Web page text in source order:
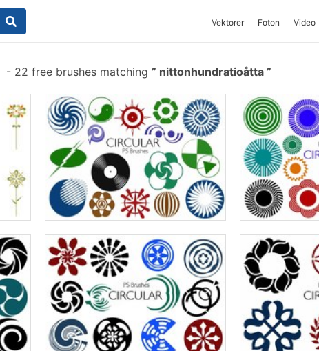
Vektorer Foton Video
- 22 free brushes matching nittonhundratioåtta